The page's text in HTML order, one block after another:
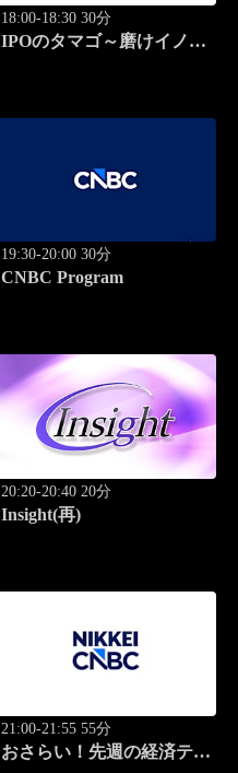
18:00-18:30 30分
IPOのタマゴ～磨けイノベ
19:30-20:00 30分
CNBC Program
20:20-20:40 20分
Insight(再)
21:00-21:55 55分
おさらい！先週の経済テー